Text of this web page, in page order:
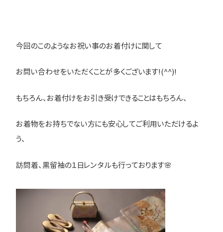
今回のこのようなお祝い事のお着付けに関して
お問い合わせをいただくことが多くございます!(^^)!
もちろん、お着付けをお引き受けできることはもちろん、
お着物をお持ちでない方にも安心してご利用いただけるよ
う、
訪問着、黒留袖の１日レンタルも行っております🌸